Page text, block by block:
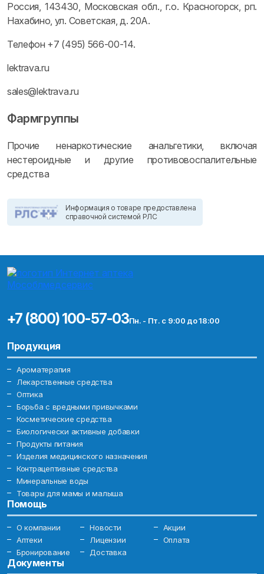
Россия, 143430, Московская обл., г.о. Красногорск, рп.
Нахабино, ул. Советская, д. 20А.
Телефон +7 (495) 566-00-14.
lektrava.ru
sales@lektrava.ru
Фармгруппы
Прочие ненаркотические анальгетики, включая
нестероидные и другие противовоспалительные
средства
Информация о товаре предоставлена
справочной системой РЛС
+7 (800) 100-57-03Пн. - Пт. с 9:00 до 18:00
Продукция
Ароматерапия
Лекарственные средства
Оптика
Борьба с вредными привычками
Косметические средства
Биологически активные добавки
Продукты питания
Изделия медицинского назначения
Контрацептивные средства
Минеральные воды
Товары для мамы и малыша
Помощь
О компании Новости
Акции
Аптеки
Лицензии
Оплата
Бронирование
Доставка
Документы